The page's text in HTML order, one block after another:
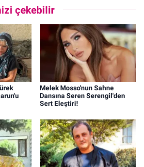
çekebilir
Melek Mosso'nun Sahne
Dansına Seren Serengil'den
Sert Eleştiri!